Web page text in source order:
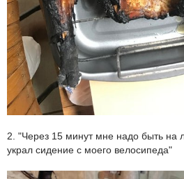
2. "Через 15 минут мне надо быть на
украл сидение с моего велосипеда"